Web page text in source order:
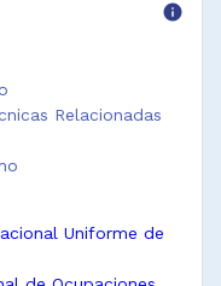
info
Relacionadas
Uniforme de